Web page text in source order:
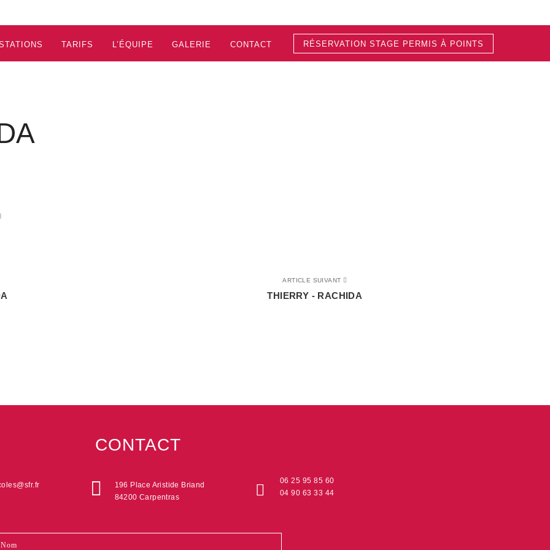
TARIFS L’ÉQUIPE GALERIE CONTACT RÉSERVATION STAGE PERMIS À POINTS
ARTICLE SUIVANT
THIERRY - RACHIDA
CONTACT
196 Place Aristide Briand
84200 Carpentras
06 25 95 85 60
04 90 63 33 44